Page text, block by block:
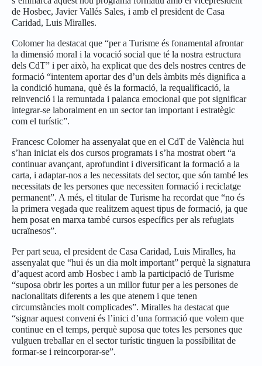
de Hosbec, Javier Vallés Sales, i amb el president de Casa
Caridad, Luis Miralles.
Colomer ha destacat que “per a Turisme és fonamental afrontar
la dimensió moral i la vocació social que té la nostra estructura
dels CdT” i per això, ha explicat que des dels nostres centres de
formació “intentem aportar des d’un dels àmbits més dignifica a
la condició humana, què és la formació, la requalificació, la
reinvenció i la remuntada i palanca emocional que pot significar
integrar-se laboralment en un sector tan important i estratègic
com el turístic”.
Francesc Colomer ha assenyalat que en el CdT de València hui
s’han iniciat els dos cursos programats i s’ha mostrat obert “a
continuar avançant, aprofundint i diversificant la formació a la
carta, i adaptar-nos a les necessitats del sector, que són també les
necessitats de les persones que necessiten formació i reciclatge
permanent”. A més, el titular de Turisme ha recordat que “no és
la primera vegada que realitzem aquest tipus de formació, ja que
hem posat en marxa també cursos específics per als refugiats
ucraïnesos”.
Per part seua, el president de Casa Caridad, Luis Miralles, ha
assenyalat que “hui és un dia molt important” perquè la signatura
d’aquest acord amb Hosbec i amb la participació de Turisme
“suposa obrir les portes a un millor futur per a les persones de
nacionalitats diferents a les que atenem i que tenen
circumstàncies molt complicades”. Miralles ha destacat que
“signar aquest conveni és l’inici d’una formació que volem que
continue en el temps, perquè suposa que totes les persones que
vulguen treballar en el sector turístic tinguen la possibilitat de
formar-se i reincorporar-se”.